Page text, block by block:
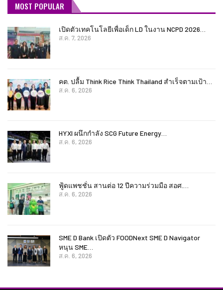
MOST POPULAR
เปิดตัวเทคโนโลยีเพื่อเด็ก LD ในงาน NCPD 2026…
ส.ค. 7, 2026
คต. ปลื้ม Think Rice Think Thailand สำเร็จตามเป้า…
ส.ค. 6, 2026
HYXI ผนึกกำลัง SCG Future Energy…
ส.ค. 6, 2026
ฟู้ดแพชชั่น สานต่อ 12 ปีความร่วมมือ สอศ.…
ส.ค. 6, 2026
SME D Bank เปิดตัว FOODNext SME D Navigator
หนุน SME…
ส.ค. 6, 2026